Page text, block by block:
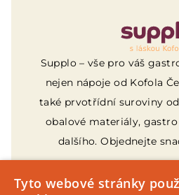
Supplo – vše pro váš
nejen nápoje od Kofola
také prvotřídní suroviny
obalové materiály,
dalšího. Objednejte
21087270, sídlo Za
Tyto webové stránky